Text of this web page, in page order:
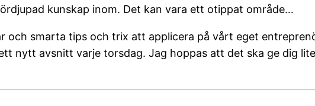
kunskap inom. Det kan vara ett otippat område…
smarta tips och trix att applicera på vårt eget
nytt avsnitt varje torsdag. Jag hoppas att det ska ge dig